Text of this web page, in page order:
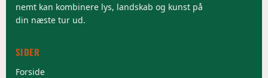
nemt kan kombinere lys, landskab og kunst på
din næste tur ud.
SIDER
Forside